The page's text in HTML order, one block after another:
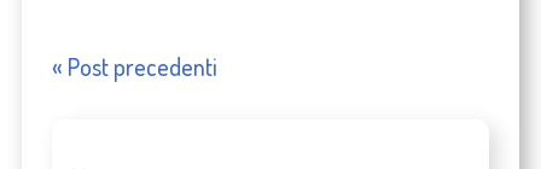
« Post precedenti